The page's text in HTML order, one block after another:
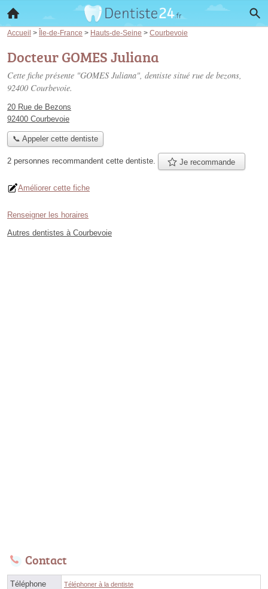
Accueil > Île-de-France > Hauts-de-Seine > Courbevoie
Docteur GOMES Juliana
Cette fiche présente "GOMES Juliana", dentiste situé rue de bezons,
92400 Courbevoie.
20 Rue de Bezons
92400 Courbevoie
📞 Appeler cette dentiste
2 personnes recommandent cette dentiste. Je recommande
Améliorer cette fiche
Renseigner les horaires
Autres dentistes à Courbevoie
Contact
Téléphone Téléphoner à la dentiste